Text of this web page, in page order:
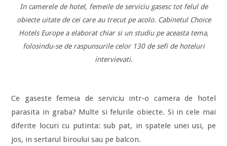
In camerele de hotel, femeile de serviciu gasesc tot felul de
obiecte uitate de cei care au trecut pe acolo. Cabinetul Choice
Hotels Europe a elaborat chiar si un studiu pe aceasta tema,
folosindu-se de raspunsurile celor 130 de sefi de hoteluri
intervievati.
Ce gaseste femeia de serviciu intr-o camera de hotel
parasita in graba? Multe si felurile obiecte. Si in cele mai
diferite locuri cu putinta: sub pat, in spatele unei usi, pe
jos, in sertarul biroului sau pe balcon.